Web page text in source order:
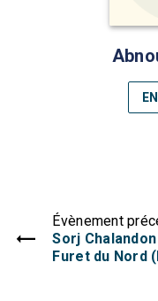
Évènement
Sorj
Furet du Nord